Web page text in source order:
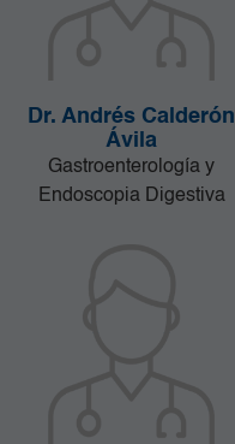
Dr. Andrés Calderón
Ávila
Gastroenterología y
Endoscopia Digestiva